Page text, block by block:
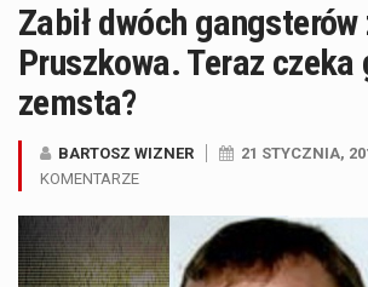
Zabił dwóch gangsterów
Pruszkowa. Teraz czeka
zemsta?
BARTOSZ WIZNER 21 STYCZNIA,
KOMENTARZE